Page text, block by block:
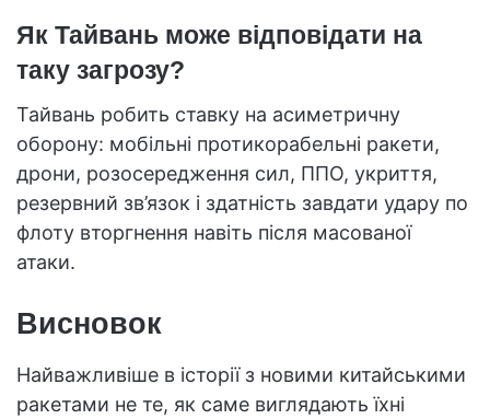
Як Тайвань може відповідати на
таку загрозу?
Тайвань робить ставку на асиметричну
оборону: мобільні протикорабельні ракети,
дрони, розосередження сил, ППО, укриття,
резервний зв’язок і здатність завдати удару по
флоту вторгнення навіть після масованої
атаки.
Висновок
Найважливіше в історії з новими китайськими
ракетами не те, як саме виглядають їхні